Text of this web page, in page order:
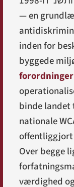
— en
inden for
byggede
binde landet
nationale
offentliggjort
Over begge
værdighed